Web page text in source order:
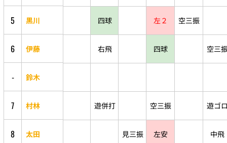
5 黒川 四球 左２ 空三振
6 伊藤 右飛 四球 空三
- 鈴木
7 村林 遊併打 空三振 遊ゴ
8 太田 見三振 左安 中飛